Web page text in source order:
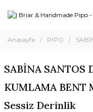
Anasayfa PİPO
SABİNA SANTOS
KUMLAMA BENT
Sessiz Derinlik